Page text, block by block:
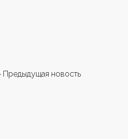
Предыдущая новость